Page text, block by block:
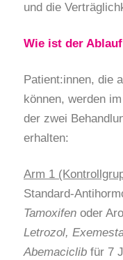
und die
Wie ist der
Patient:innen, die
können, werden
der zwei
erhalten:
Arm 1
Standard-
Tamoxifen oder
Letrozol,
Abemaciclib für 7